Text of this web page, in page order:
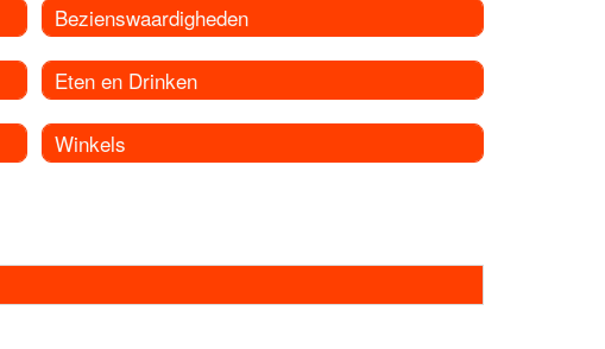
Bezienswaardigheden
Eten en Drinken
Winkels